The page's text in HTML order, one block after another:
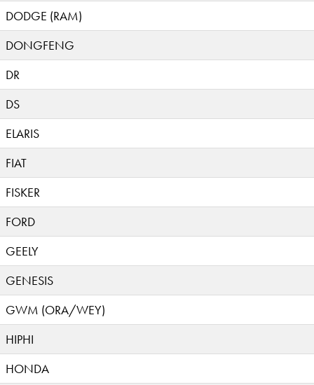
DODGE (RAM)
DONGFENG
DR
DS
ELARIS
FIAT
FISKER
FORD
GEELY
GENESIS
GWM (ORA/WEY)
HIPHI
HONDA